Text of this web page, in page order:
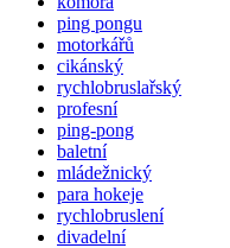
ping pongu
motorkářů
cikánský
rychlobruslařský
profesní
ping-pong
baletní
mládežnický
para hokeje
rychlobruslení
divadelní